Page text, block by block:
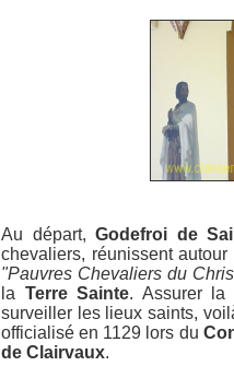
Au départ,Godefroi de
chevaliers, réunissent
"Pauvres Chevaliers du
la Terre Sainte. Assurer
surveiller les lieux saints,
officialisé en 1129 lors du
de Clairvaux.